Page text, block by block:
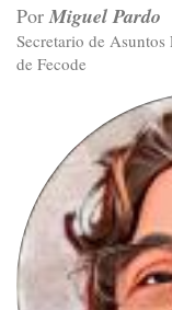
PorMiguel Pardo
Secretario de
de Fecode